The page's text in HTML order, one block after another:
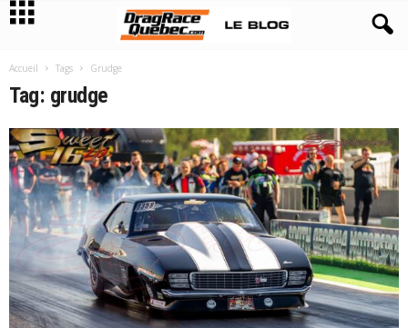
Accueil Tags Grudge
Tag: grudge